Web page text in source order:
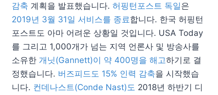
감축 계획을 발표했습니다. 허핑턴포스트 독일은
2019년 3월 31일 서비스를 종료합니다. 한국 허핑턴
포스트도 아마 어려운 상황일 것입니다. USA Today
를 그리고 1,000개가 넘는 지역 언론사 및 방송사를
소유한 개닛(Gannett)이 약 400명을 해고하기로 결
정했습니다. 버즈피드도 15% 인력 감축을 시작했습
니다. 컨데나스트(Conde Nast)도 2018년 하반기 디